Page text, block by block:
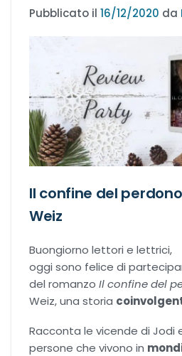
Romance e
Classici
Romance
Bikers romance
Chick-Lit
Pubblicato il 16/12/2020 da
Il confine del
Weiz
Buongiorno lettori e lettrici,
oggi sono felice di
del romanzo Il confine del
Weiz, una storia
Racconta le vicende di Jodi
persone che vivono in